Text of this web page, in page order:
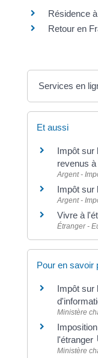
Résidence
Retour en
Services en
Et aussi
Impôt sur
revenus
Argent -
Impôt sur
Argent -
Vivre à
Étranger -
Pour en savoir
Impôt sur
Ministère
l'étranger
Ministère